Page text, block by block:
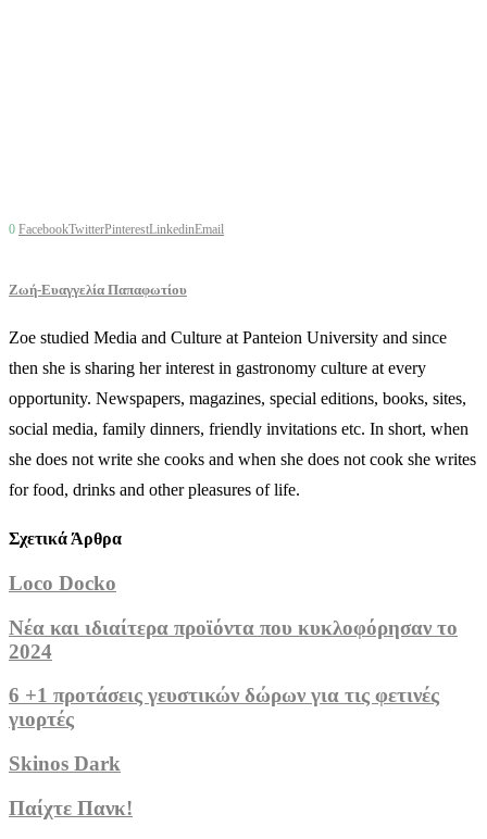
0 FacebookTwitterPinterestLinkedinEmail
Ζωή-Ευαγγελία Παπαφωτίου
Zoe studied Media and Culture at Panteion University and since
then she is sharing her interest in gastronomy culture at every
opportunity. Newspapers, magazines, special editions, books, sites,
social media, family dinners, friendly invitations etc. In short, when
she does not write she cooks and when she does not cook she writes
for food, drinks and other pleasures of life.
Σχετικά Άρθρα
Loco Docko
Νέα και ιδιαίτερα προϊόντα που κυκλοφόρησαν το
2024
6 +1 προτάσεις γευστικών δώρων για τις φετινές
γιορτές
Skinos Dark
Παίχτε Πανκ!